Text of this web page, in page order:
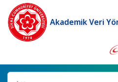
Akademik Veri
Ara